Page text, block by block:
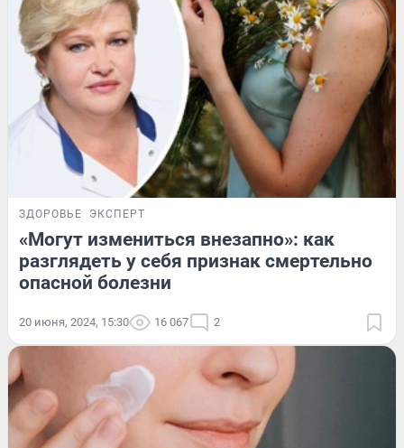
ЗДОРОВЬЕ ЭКСПЕРТ
«Могут измениться внезапно»: как
разглядеть у себя признак смертельно
опасной болезни
20 июня, 2024, 15:30 16 067 2